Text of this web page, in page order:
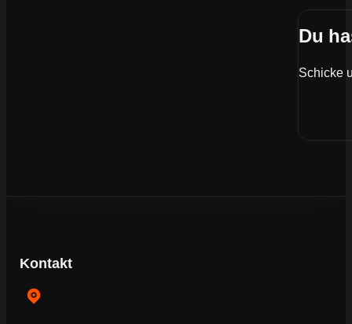
Du
Schicke
Kontakt